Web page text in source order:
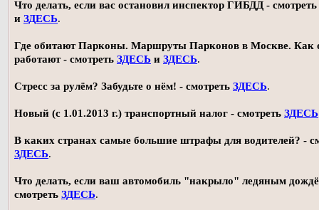
Что делать, если вас остановил инспектор ГИБДД - смотреть
и ЗДЕСЬ.
Где обитают Парконы. Маршруты Парконов в Москве. Как
работают - смотреть ЗДЕСЬ и ЗДЕСЬ.
Стресс за рулём? Забудьте о нём! - смотреть ЗДЕСЬ.
Новый (с 1.01.2013 г.) транспортный налог - смотреть ЗДЕСЬ
В каких странах самые большие штрафы для водителей? -
ЗДЕСЬ.
Что делать, если ваш автомобиль "накрыло" ледяным
смотреть ЗДЕСЬ.